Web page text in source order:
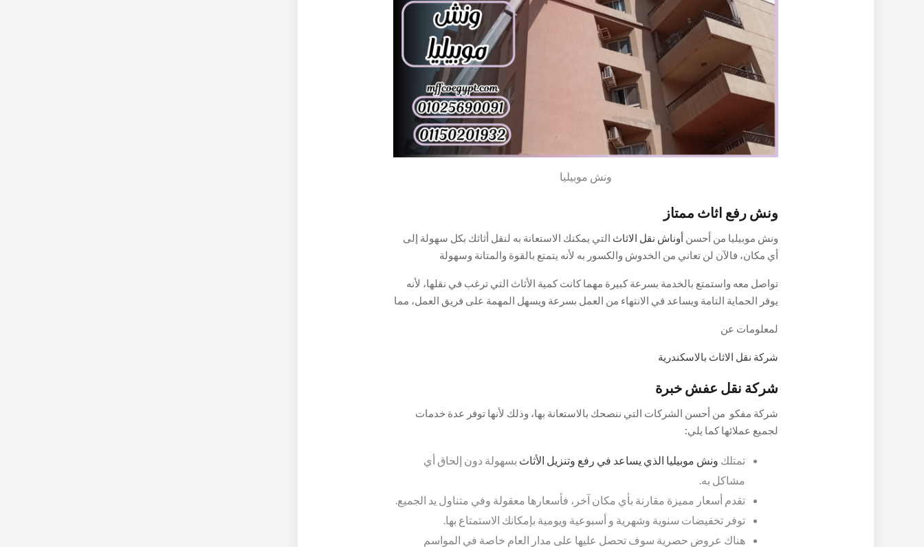
ونش موبيليا
ونش رفع اثاث ممتاز
ونش موبيليا من أحسن أوناش نقل الاثاث التي يمكنك الاستعانة به لنقل أثاثك بكل سهولة إلى
أي مكان، فالآن لن تعاني من الخدوش والكسور به لأنه يتمتع بالقوة والمتانة وسهولة
تواصل معه واستمتع بالخدمة بسرعة كبيرة مهما كانت كمية الأثاث التي ترغب في نقلها، لأنه
يوفر الحماية التامة ويساعد في الانتهاء من العمل بسرعة ويسهل المهمة على فريق العمل، مما
موجودة في أي مكان.
لمعلومات عن
شركة نقل الاثاث بالاسكندرية
شركة نقل عفش خبرة
شركة مفكو من أحسن الشركات التي ننصحك بالاستعانة بها، وذلك لأنها توفر عدة خدمات
لجميع عملائها كما يلي:
تمتلك ونش موبيليا الذي يساعد في رفع وتنزيل الأثاث بسهولة دون إلحاق أي
مشاكل به.
تقدم أسعار مميزة مقارنة بأي مكان آخر، فأسعارها معقولة وفي متناول يد الجميع.
توفر تخفيضات سنوية وشهرية و أسبوعية ويومية بإمكانك الاستمتاع بها.
هناك عروض حصرية سوف تحصل عليها على مدار العام خاصة في المواسم